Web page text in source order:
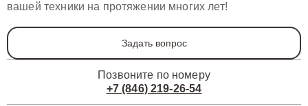
вашей техники на протяжении многих лет!
Задать вопрос
Позвоните по номеру
+7 (846) 219-26-54